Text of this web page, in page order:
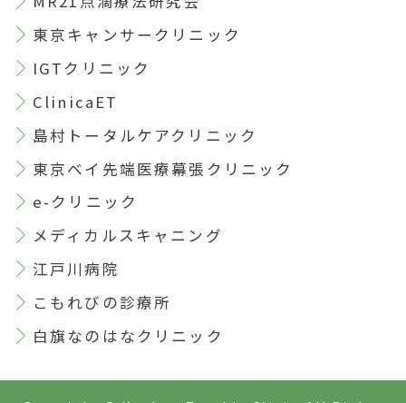
東京キャンサークリニック
IGTクリニック
ClinicaET
島村トータルケアクリニック
東京ベイ先端医療幕張クリニック
e-クリニック
メディカルスキャニング
江戸川病院
こもれびの診療所
白旗なのはなクリニック